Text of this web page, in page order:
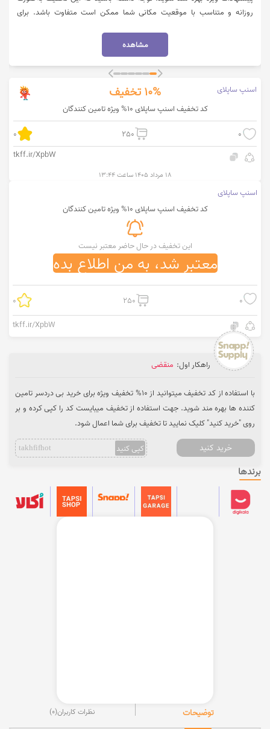
روزانه و متناسب با موقعیت مکانی شما ممکن است متفاوت باشد. برای
مشاهده
اسنپ ساپلای 10% تخفیف
کد تخفیف اسنپ ساپلای 10% ویژه تامین کنندگان
0
250
0
tkff.ir/XpbW
۱۸ مرداد ۱۴۰۵ ساعت ۱۳:۴۴
اسنپ ساپلای
کد تخفیف اسنپ ساپلای 10% ویژه تامین کنندگان
این تخفیف در حال حاضر معتبر نیست
معتبر شد، به من اطلاع بده
0
250
0
tkff.ir/XpbW
راهکار اول: منقضی
با استفاده از کد تخفیف میتوانید از 10% تخفیف ویژه برای خرید بی دردسر تامین
کننده ها بهره مند شوید. جهت استفاده از تخفیف میبایست کد را کپی کرده و بر
روی "خرید کنید" کلیک نمایید تا تخفیف برای شما اعمال شود.
خرید کنید کپی کنید takhfifhot
برندها
توضیحات نظرات کاربران(0)